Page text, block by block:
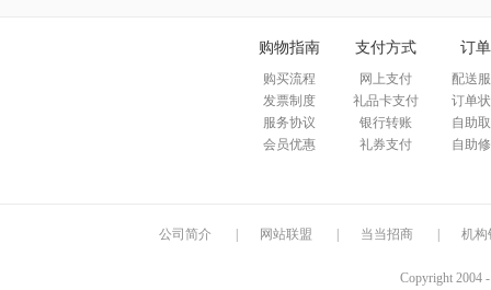
购物指南
购买流程
发票制度
服务协议
会员优惠
支付方式
网上支付
礼品卡支付
银行转账
礼券支付
订
配送
订单
自助
自助
公司简介 网站联盟 当当招商 机构
Copyright 2004